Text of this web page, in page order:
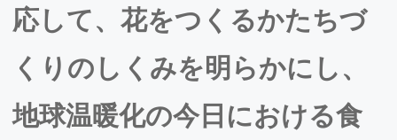
応して、花をつくるかたちづ
くりのしくみを明らかにし、
地球温暖化の今日における食